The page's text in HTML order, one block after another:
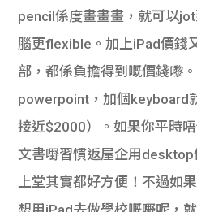
pencil係度畫畫畫，就可以
腦更flexible。加上iPad價錢
部，都係負擔得到嘅價錢嚟
powerpoint，加個keyboard
接近$2000）。如果你平時
文書嘢習慣返屋企用
上堂其實都好方便！不過如